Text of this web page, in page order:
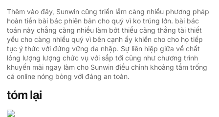
Thêm vào đây, Sunwin cũng triển lẵm càng nhiều phương pháp
hoàn tiền bài bác phiên bản cho quý vì ko trúng lớn. bài bác
toán này chẳng càng nhiều làm bớt thiểu căng thẳng tài thiết
yếu cho càng nhiều quý vì bên cạnh ấy khiến cho cho họ tiếp
tục ý thức với đứng vững da nhập. Sự liên hiệp giữa về chất
lỏng lượng lượng chức vụ với sắp tới cũng như chương trình
khuyến mãi ngay làm cho Sunwin điều chỉnh khoảng tầm trống
cá online nóng bỏng với đáng an toàn.
tóm lại